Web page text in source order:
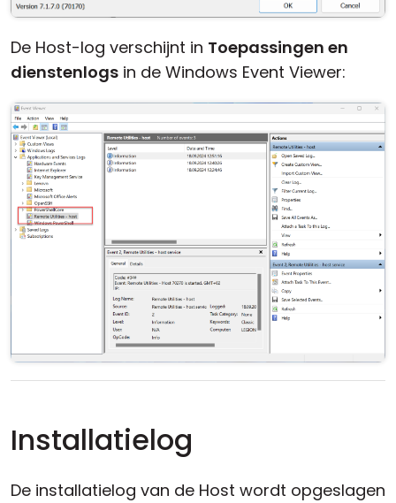
De Host-log verschijnt in Toepassingen en
dienstenlogs in de Windows Event Viewer:
Installatielog
De installatielog van de Host wordt opgeslagen